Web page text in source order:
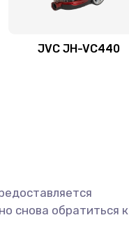
JVC JH-VС440
снова обратиться к